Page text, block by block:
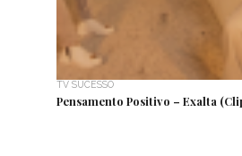
TV SUCESSO
Pensamento Positivo – Exalta